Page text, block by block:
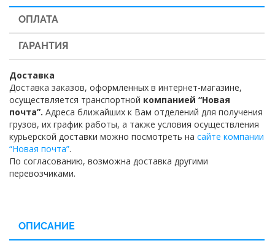
ОПЛАТА
ГАРАНТИЯ
Доставка
Доставка заказов, оформленных в интернет-магазине,
осуществляется транспортной компанией “Новая
почта”. Адреса ближайших к Вам отделений для получения
грузов, их график работы, а также условия осуществления
курьерской доставки можно посмотреть на сайте компании
“Новая почта”.
По согласованию, возможна доставка другими
перевозчиками.
ОПИСАНИЕ